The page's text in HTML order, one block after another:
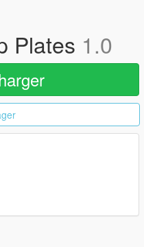
Plates 1.0